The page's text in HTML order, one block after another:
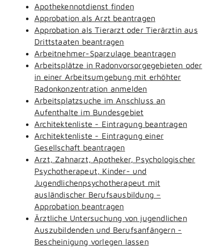
Apothekennotdienst finden
Approbation als Arzt beantragen
Approbation als Tierarzt oder Tierärztin aus
Drittstaaten beantragen
Arbeitnehmer-Sparzulage beantragen
Arbeitsplätze in Radonvorsorgegebieten oder
in einer Arbeitsumgebung mit erhöhter
Radonkonzentration anmelden
Arbeitsplatzsuche im Anschluss an
Aufenthalte im Bundesgebiet
Architektenliste - Eintragung beantragen
Architektenliste - Eintragung einer
Gesellschaft beantragen
Arzt, Zahnarzt, Apotheker, Psychologischer
Psychotherapeut, Kinder- und
Jugendlichenpsychotherapeut mit
ausländischer Berufsausbildung –
Approbation beantragen
Ärztliche Untersuchung von jugendlichen
Auszubildenden und Berufsanfängern -
Bescheinigung vorlegen lassen